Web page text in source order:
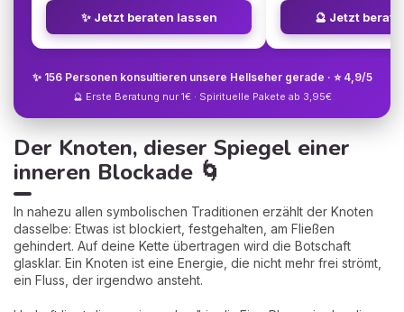
✨ Jetzt beraten lassen 🔮 Jetzt
✨ 156 Personen konsultieren unsere Hellseher gerade · ⭐ 4,9/5
🔮 Erste Beratung nur 1€ · Spirituelle Pakete ab 3,95€
Der Knoten, dieser Spiegel einer
inneren Blockade 🌀
In nahezu allen symbolischen Traditionen erzählt der Knoten
dasselbe: Etwas ist blockiert, festgehalten, am Fließen
gehindert. Auf deine Kette übertragen wird die Botschaft
glasklar. Ein Knoten ist eine Energie, die nicht mehr frei strömt,
ein Fluss, der irgendwo ansteht.